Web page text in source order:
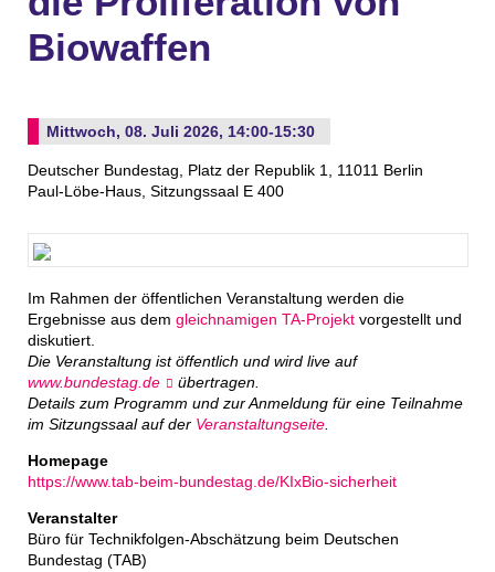
Biowaffen
Mittwoch, 08. Juli 2026, 14:00-15:30
Deutscher Bundestag, Platz der Republik 1, 11011 Berlin
Paul-Löbe-Haus, Sitzungssaal E 400
Im Rahmen der öffentlichen Veranstaltung werden die
Ergebnisse aus dem gleichnamigen TA-Projektvorgestellt und
diskutiert.
Die Veranstaltung ist öffentlich und wird live auf
www.bundestag.de
übertragen.
Details zum Programm und zur Anmeldung für eine Teilnahme
im Sitzungssaal auf der Veranstaltungseite.
Homepage
https://www.tab-beim-bundestag.de/KIxBio-sicherheit
Veranstalter
Büro für Technikfolgen-Abschätzung beim Deutschen
Bundestag (TAB)